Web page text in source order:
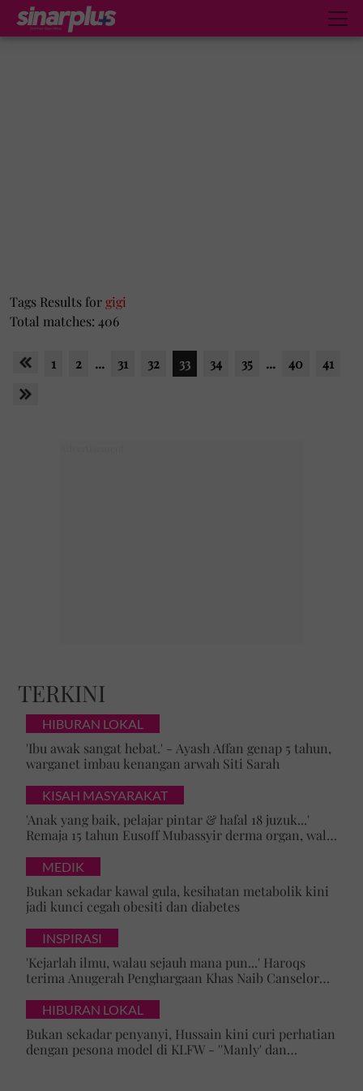
Tags Results for gigi
Total matches: 406
1 2 ... 31 32 33 34 35 ... 40 41
TERKINI
HIBURAN LOKAL
'Ibu awak sangat hebat.' - Ayash Affan genap 5 tahun,
warganet imbau kenangan arwah Siti Sarah
KISAH MASYARAKAT
'Anak yang baik, pelajar pintar & hafal 18 juzuk...'
Remaja 15 tahun Eusoff Mubassyir derma organ, walk
MEDIK
Bukan sekadar kawal gula, kesihatan metabolik kini
jadi kunci cegah obesiti dan diabetes
INSPIRASI
'Kejarlah ilmu, walau sejauh mana pun...' Haroqs
terima Anugerah Penghargaan Khas Naib Canselor
HIBURAN LOKAL
Bukan sekadar penyanyi, Hussain kini curi perhatian
dengan pesona model di KLFW - ''Manly' dan